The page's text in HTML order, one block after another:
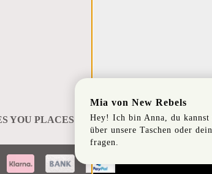
YOU PLACES
Mia von New Rebels
Hey! Ich bin Anna, du kannst
über unsere Taschen oder
fragen.